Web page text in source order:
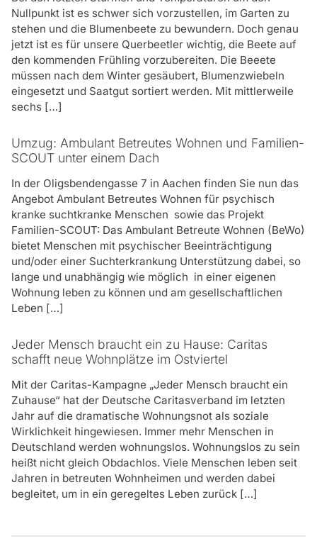
stabil, dass ich eine Beschäftigung für
ein paar Stunden aufnehmen möchte,
ich werde mir da mit meinem BeWo-
Betreuer verschiedene Möglichkeiten
anschauen. Das Wichtigste ist aber für
mich, dass ich jemanden zum Reden
habe, wenn die dunklen Wolken kommen
Kunde
Nullpunkt ist es schwer sich vorzustellen, im Garten zu
stehen und die Blumenbeete zu bewundern. Doch genau
jetzt ist es für unsere Querbeetler wichtig, die Beete auf
den kommenden Frühling vorzubereiten. Die Beeete
müssen nach dem Winter gesäubert, Blumenzwiebeln
eingesetzt und Saatgut sortiert werden. Mit mittlerweile
sechs […]
Umzug: Ambulant Betreutes Wohnen und Familien-
SCOUT unter einem Dach
In der Oligsbendengasse 7 in Aachen finden Sie nun das
Angebot Ambulant Betreutes Wohnen für psychisch
kranke suchtkranke Menschen sowie das Projekt
Familien-SCOUT: Das Ambulant Betreute Wohnen (BeWo)
bietet Menschen mit psychischer Beeinträchtigung
und/oder einer Suchterkrankung Unterstützung dabei, so
lange und unabhängig wie möglich in einer eigenen
Wohnung leben zu können und am gesellschaftlichen
Leben […]
Jeder Mensch braucht ein zu Hause: Caritas
schafft neue Wohnplätze im Ostviertel
Mit der Caritas-Kampagne „Jeder Mensch braucht ein
Zuhause“ hat der Deutsche Caritasverband im letzten
Jahr auf die dramatische Wohnungsnot als soziale
Wirklichkeit hingewiesen. Immer mehr Menschen in
Deutschland werden wohnungslos. Wohnungslos zu sein
heißt nicht gleich Obdachlos. Viele Menschen leben seit
Jahren in betreuten Wohnheimen und werden dabei
begleitet, um in ein geregeltes Leben zurück […]